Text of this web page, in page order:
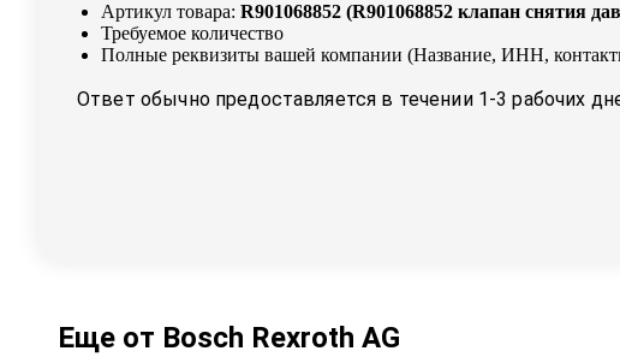
Артикул товара: R901068852 (R901068852 клапан снятия
Требуемое количество
Полные реквизиты вашей компании (Название, ИНН,
Ответ обычно предоставляется в течении 1-3 рабочих
Еще от Bosch Rexroth AG